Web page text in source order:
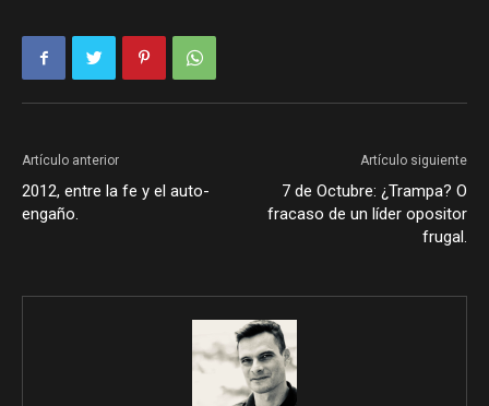
Artículo anterior
2012, entre la fe y el auto-
engaño.
Artículo siguiente
7 de Octubre: ¿Trampa? O
fracaso de un líder opositor
frugal.